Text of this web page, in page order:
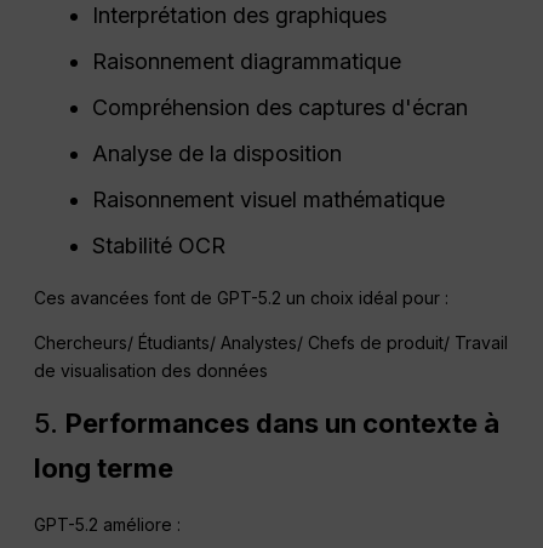
Interprétation des graphiques
Raisonnement diagrammatique
Compréhension des captures d'écran
Analyse de la disposition
Raisonnement visuel mathématique
Stabilité OCR
Ces avancées font de GPT-5.2 un choix idéal pour :
Chercheurs/ Étudiants/ Analystes/ Chefs de produit/ Travail
de visualisation des données
5. Performances dans un contexte à
long terme
GPT-5.2 améliore :